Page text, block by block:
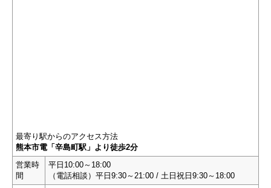
最寄り駅からのアクセス方法
熊本市電「辛島町駅」より徒歩2分
営業時
間
平日10:00～18:00
（電話相談）平日9:30～21:00 / 土日祝日9:30～18:00